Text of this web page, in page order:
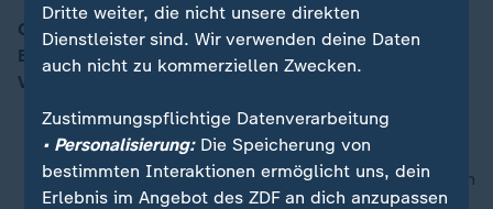
00:16
Gesetzentwurf zum antragslosen Kindergeld im
Bundestag / Internationaler Tag der biologischen
Vielfalt / Bundestag zur Apothekenreform
nach oben
Dritte weiter, die nicht unsere direkten
Dienstleister sind. Wir verwenden deine Daten
auch nicht zu kommerziellen Zwecken.
Zustimmungspflichtige Datenverarbeitung
• Personalisierung:Die Speicherung von
bestimmten Interaktionen ermöglicht uns, dein
Erlebnis im Angebot des ZDF an dich anzupassen